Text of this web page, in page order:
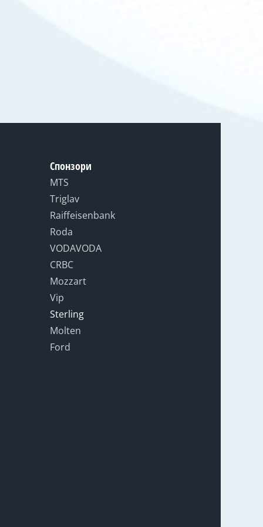
Спонзори
MTS
Triglav
Raiffeisenbank
Roda
VODAVODA
CRBC
Mozzart
Vip
Sterling
Molten
Ford